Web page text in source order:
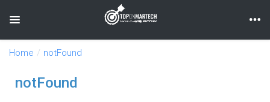
Toggle navigation
Home notFound
notFound